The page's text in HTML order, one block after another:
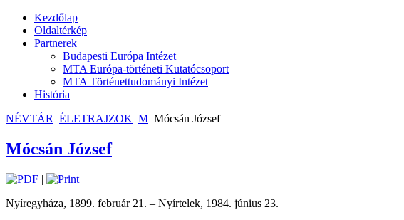
Kezdőlap
Oldaltérkép
Partnerek
Budapesti Európa Intézet
MTA Európa-történeti Kutatócsoport
MTA Történettudományi Intézet
História
NÉVTÁR ÉLETRAJZOK M Mócsán József
Mócsán József
|
Nyíregyháza, 1899. február 21. – Nyírtelek, 1984. június 23.